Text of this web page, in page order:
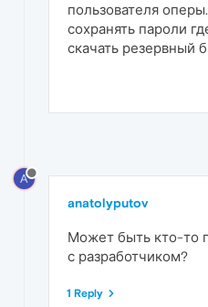
пользователя
сохранять пароли
скачать резервный
A
anatolyputov
Может быть кто-то
с разработчиком?
1 Reply